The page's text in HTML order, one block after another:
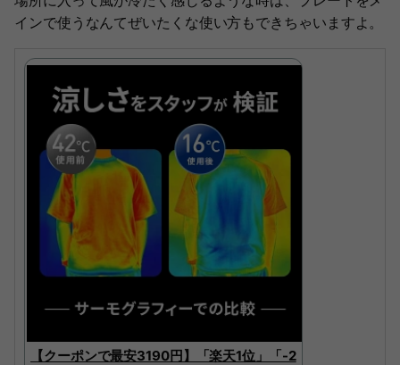
インで使うなんてぜいたくな使い方もできちゃいますよ。
【クーポンで最安3190円】「楽天1位」「-2